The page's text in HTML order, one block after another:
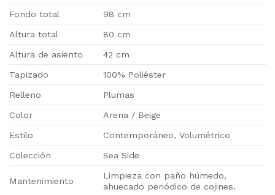
Fondo total 98 cm
Altura total 80 cm
Altura de asiento 42 cm
Tapizado 100% Poliéster
Relleno Plumas
Color Arena / Beige
Estilo Contemporáneo, Volumétrico
Colección Sea Side
Mantenimiento
Limpieza con paño húmedo,
ahuecado periódico de cojines.